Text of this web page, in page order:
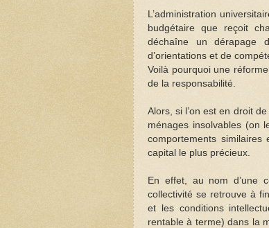
L’administration
budgétaire que reçoit
déchaîne un dérapage
d’orientations et de
Voilà pourquoi une
de la responsabilité.
Alors, si l’on est en droit
ménages insolvables (on
comportements
capital le plus précieux.
En effet, au nom d’une
collectivité se retrouve à
et les conditions
rentable à terme) dans la